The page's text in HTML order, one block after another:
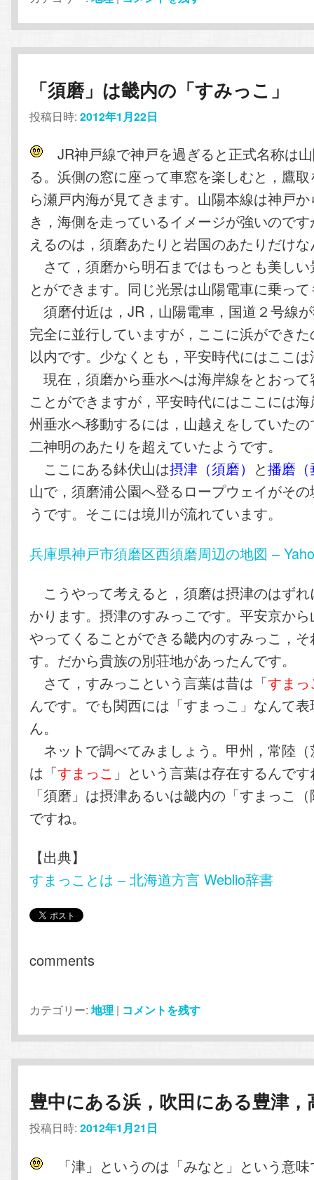
「須磨」は畿内の「すみっこ」
投稿日時:2012年1月22日
JR神戸線で神戸を過ぎると正式名称は
る。浜側の窓に座って車窓を楽しむと，鷹
ら瀬戸内海が見てきます。山陽本線は神戸
き，海側を走っているイメージが強いので
えるのは，須磨あたりと岩国のあたりだけ
さて，須磨から明石まではもっとも美し
とができます。同じ光景は山陽電車に乗っ
須磨付近は，JR，山陽電車，国道２号線
完全に並行していますが，ここに浜ができ
以内です。少なくとも，平安時代にはここ
現在，須磨から垂水へは海岸線をとおっ
ことができますが，平安時代にはここには
州垂水へ移動するには，山越えをしていた
二神明のあたりを超えていたようです。
ここにある鉢伏山は摂津（須磨） と播磨
山で，須磨浦公園へ登るロープウェイがそ
うです。そこには境川が流れています。
兵庫県神戸市須磨区西須磨周辺の地図 –
こうやって考えると，須磨は摂津のはず
かります。摂津のすみっこです。平安京か
やってくることができる畿内のすみっこ，
す。だから貴族の別荘地があったんです。
さて，すみっこという言葉は昔は「すまっ
んです。でも関西には「すまっこ」なんて
ん。
ネットで調べてみましょう。甲州，常陸
は「すまっこ 」という言葉は存在するんで
「須磨」は摂津あるいは畿内の「すまっこ
ですね。
【出典】
すまっことは – 北海道方言 Weblio辞書
comments
カテゴリー: 地理 | コメントを残す
豊中にある浜，吹田にある豊津，
投稿日時:2012年1月21日
「津」というのは「みなと」という意